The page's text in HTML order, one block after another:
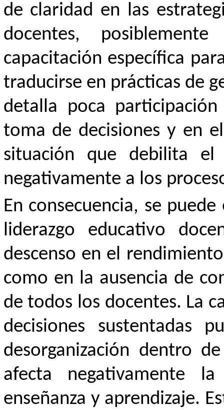
de claridad en las
docentes,
capacitación específica
traducirse en prácticas de
detalla poca
toma de decisiones y en
situación que debilita el
negativamente a los
En consecuencia, se
liderazgo educativo
descenso en el
como en la ausencia de
de todos los docentes. La
decisiones sustentadas
desorganización dentro
afecta negativamente
enseñanza y aprendizaje.